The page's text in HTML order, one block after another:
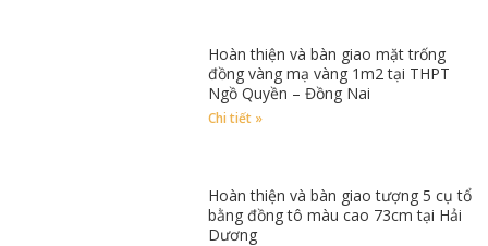
Hoàn thiện và bàn giao mặt trống
đồng vàng mạ vàng 1m2 tại THPT
Ngồ Quyền – Đồng Nai
Chi tiết »
Hoàn thiện và bàn giao tượng 5 cụ tổ
bằng đồng tô màu cao 73cm tại Hải
Dương